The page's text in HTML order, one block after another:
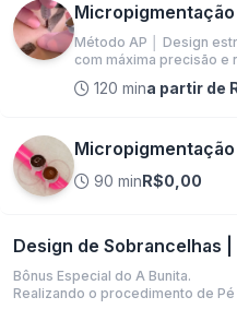
Método AP │ Design
com máxima precisão e
120 mina partir de
90 minR$0,00
Design de Sobrancelhas
Bônus Especial do A Bunita.
Realizando o procedimento de